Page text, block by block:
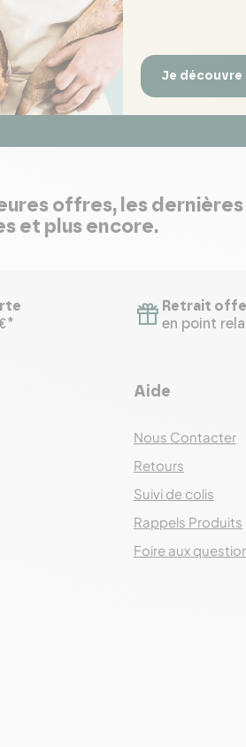
Je découvre
offres, les dernières
et plus encore.
Retrait
en point
Aide
Nous Contacter
Retours
Suivi de colis
Rappels Produits
Foire aux